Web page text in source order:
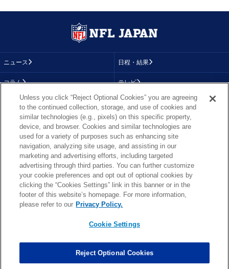
ニュース 日程・結果
コラム テレビ
画像
順位表
About NFL
More NFL 特集
TOP お問い合わせ FAQ
PHOTO BY AP Images / PHOTO BY Getty Images
Unless you click “Reject Optional Cookies” you are agreeing
to the continued collection, storage, and use of cookies and
similar technologies (e.g., pixels) on this specific property,
device, and browser. Cookies and similar technologies are
used for a variety of purposes such as enhancing site
navigation, analyzing site usage, and assisting in our
marketing and advertising efforts, including targeted
advertising through third parties. You can further customize
your cookie preferences and opt out of optional cookies by
clicking the “Cookies Settings” link in this banner or in the
footer of this website’s homepage. For more information,
please refer to our Privacy Policy.
Cookie Settings
Reject Optional Cookies